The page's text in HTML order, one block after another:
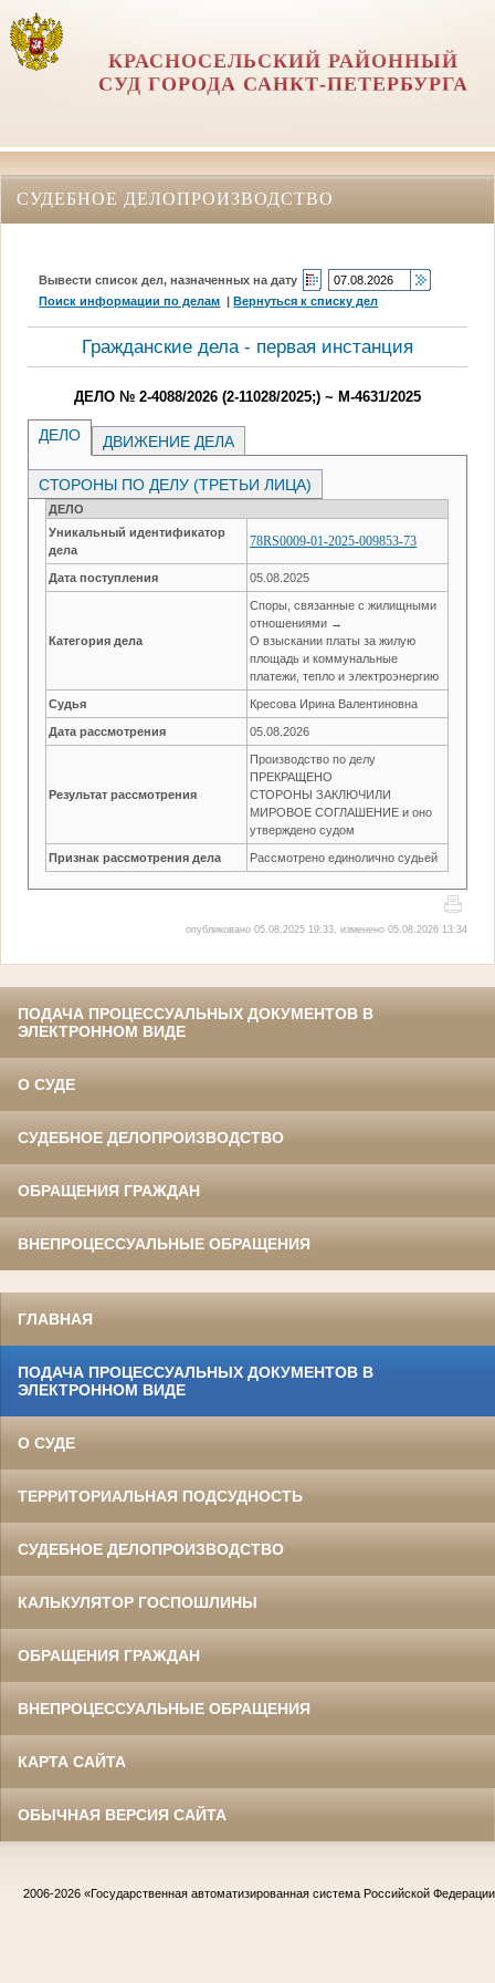
КРАСНОСЕЛЬСКИЙ РАЙОННЫЙ
СУД ГОРОДА САНКТ-ПЕТЕРБУРГА
СУДЕБНОЕ ДЕЛОПРОИЗВОДСТВО
Вывести список дел, назначенных на дату
Поиск информации по делам |Вернуться к списку дел
Гражданские дела - первая инстанция
ДЕЛО № 2-4088/2026 (2-11028/2025;) ~ М-4631/2025
ДЕЛО ДВИЖЕНИЕ ДЕЛА
СТОРОНЫ ПО ДЕЛУ (ТРЕТЬИ ЛИЦА)
ДЕЛО
Уникальный идентификатор
дела
78RS0009-01-2025-009853-73
Дата поступления 05.08.2025
Категория дела
Споры, связанные с жилищными
отношениями →
О взыскании платы за жилую
площадь и коммунальные
платежи, тепло и электроэнергию
Судья Кресова Ирина Валентиновна
Дата рассмотрения 05.08.2026
Результат рассмотрения
Производство по делу
ПРЕКРАЩЕНО
СТОРОНЫ ЗАКЛЮЧИЛИ
МИРОВОЕ СОГЛАШЕНИЕ и оно
утверждено судом
Признак рассмотрения дела Рассмотрено единолично судьей
опубликовано 05.08.2025 19:33, изменено 05.08.2026 13:34
ПОДАЧА ПРОЦЕССУАЛЬНЫХ ДОКУМЕНТОВ В
ЭЛЕКТРОННОМ ВИДЕ
О СУДЕ
СУДЕБНОЕ ДЕЛОПРОИЗВОДСТВО
ОБРАЩЕНИЯ ГРАЖДАН
ВНЕПРОЦЕССУАЛЬНЫЕ ОБРАЩЕНИЯ
ГЛАВНАЯ
ПОДАЧА ПРОЦЕССУАЛЬНЫХ ДОКУМЕНТОВ В
ЭЛЕКТРОННОМ ВИДЕ
О СУДЕ
ТЕРРИТОРИАЛЬНАЯ ПОДСУДНОСТЬ
СУДЕБНОЕ ДЕЛОПРОИЗВОДСТВО
КАЛЬКУЛЯТОР ГОСПОШЛИНЫ
ОБРАЩЕНИЯ ГРАЖДАН
ВНЕПРОЦЕССУАЛЬНЫЕ ОБРАЩЕНИЯ
КАРТА САЙТА
ОБЫЧНАЯ ВЕРСИЯ САЙТА
2006-2026 «Государственная автоматизированная система Российской